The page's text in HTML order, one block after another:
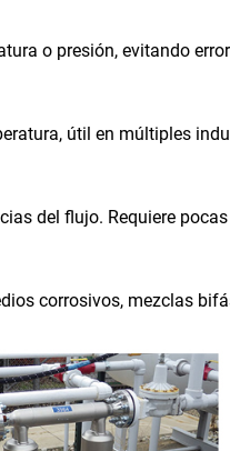
o presión, evitando
útil en múltiples
del flujo. Requiere
corrosivos, mezclas